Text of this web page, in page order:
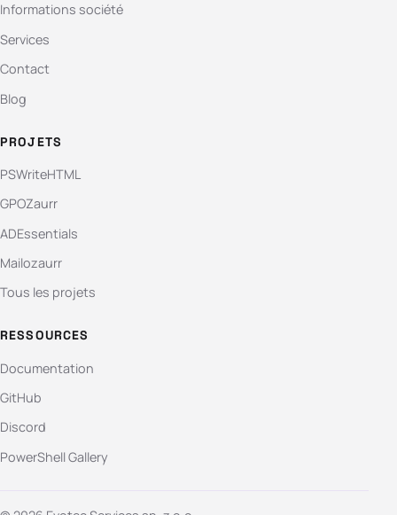
Informations société
Services
Contact
Blog
PROJETS
PSWriteHTML
GPOZaurr
ADEssentials
Mailozaurr
Tous les projets
RESSOURCES
Documentation
GitHub
Discord
PowerShell Gallery